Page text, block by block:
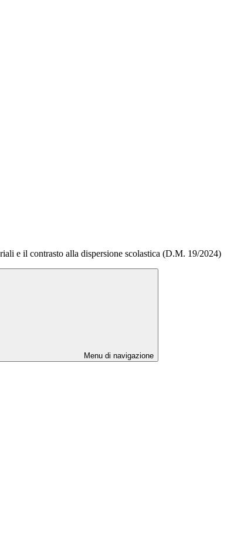
e il contrasto alla dispersione scolastica (D.M. 19/2024)
Menu di navigazione